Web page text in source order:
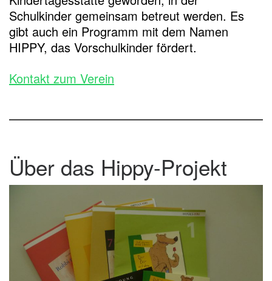
Schulkinder gemeinsam betreut werden. Es
gibt auch ein Programm mit dem Namen
HIPPY, das Vorschulkinder fördert.
Kontakt zum Verein
Über das Hippy-Projekt